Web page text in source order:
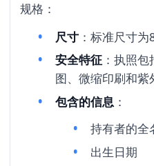
规格：
尺寸 ：标准尺寸
安全特征 ：执照
图、微缩印刷和紫
包含的信息 ：
持有者的全
出生日期